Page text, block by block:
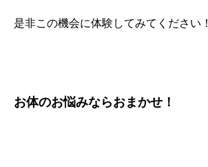
是非この機会に体験してみてください！
お体のお悩みならおまかせ！